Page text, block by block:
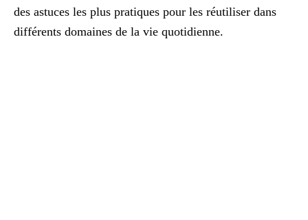
des astuces les plus pratiques pour les réutiliser dans
différents domaines de la vie quotidienne.